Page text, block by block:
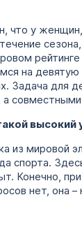
у
на
Задача для
из мировой
спорта.
Конечно,
нет, она